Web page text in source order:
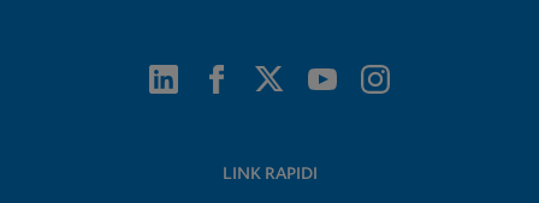
LINK RAPIDI